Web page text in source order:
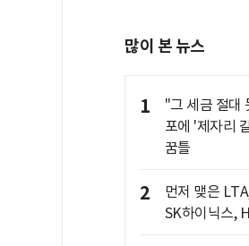
많이 본 뉴스
1
"그 세금 절
포에 '제자리
꿈틀
2
먼저 맺은
SK하이닉스,